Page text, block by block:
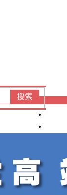
搜索